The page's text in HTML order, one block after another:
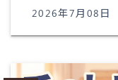
2026年7月08日